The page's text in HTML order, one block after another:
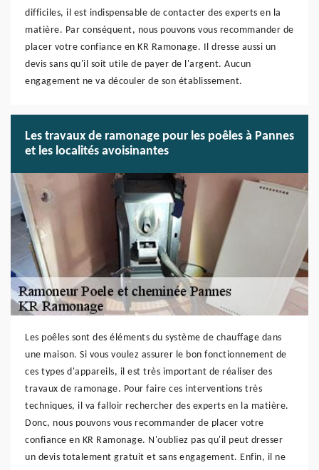
difficiles, il est indispensable de contacter des experts en la
matière. Par conséquent, nous pouvons vous recommander de
placer votre confiance en KR Ramonage. Il dresse aussi un
devis sans qu'il soit utile de payer de l'argent. Aucun
engagement ne va découler de son établissement.
Les travaux de ramonage pour les poêles à Pannes
et les localités avoisinantes
Les poêles sont des éléments du système de chauffage dans
une maison. Si vous voulez assurer le bon fonctionnement de
ces types d'appareils, il est très important de réaliser des
travaux de ramonage. Pour faire ces interventions très
techniques, il va falloir rechercher des experts en la matière.
Donc, nous pouvons vous recommander de placer votre
confiance en KR Ramonage. N'oubliez pas qu'il peut dresser
un devis totalement gratuit et sans engagement. Enfin, il ne